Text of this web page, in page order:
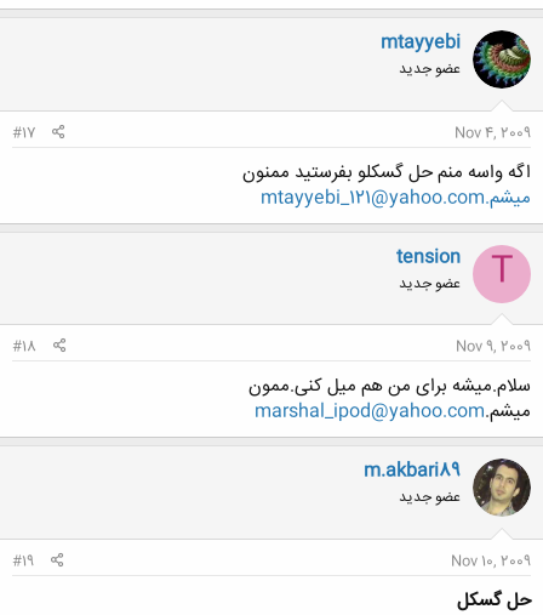
mtayyebi
عضو جدید
Nov 4, 2009
#17
اگه واسه منم حل گسکلو بفرستید ممنون
میشم.mtayyebi_121@yahoo.com
T
tension
عضو جدید
Nov 9, 2009
#18
سلام.میشه برای من هم میل کنی.ممون
میشم.marshal_ipod@yahoo.com
m.akbari89
عضو جدید
Nov 10, 2009
#19
حل گسكل